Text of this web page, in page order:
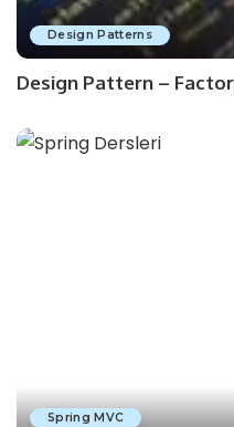
Design Patterns
Design Pattern –
Spring MVC